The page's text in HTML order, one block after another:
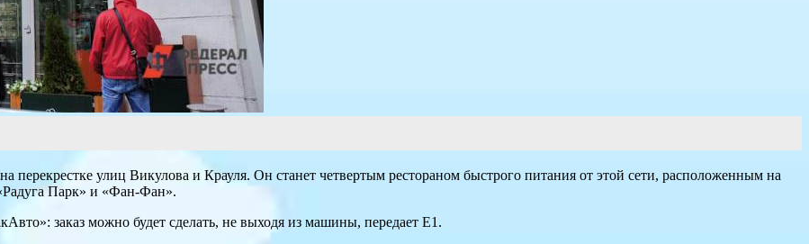
улиц Викулова и Крауля. Он станет четвертым рестораном быстрого питания от этой сети, расположенным на
Парк» и «Фан-Фан».
заказ можно будет сделать, не выходя из машины, передает Е1.